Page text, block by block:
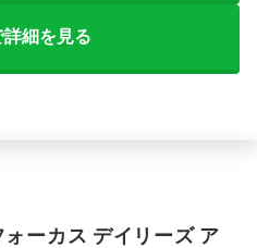
細を見る
ォーカス デイリーズ ア